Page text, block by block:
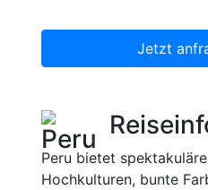
Jetzt
Peru bietet
Hochkulturen, bunte